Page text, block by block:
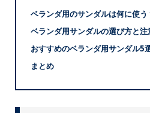
ベランダ用のサンダルは何に使う
ベランダ用サンダルの選び方と注
おすすめのベランダ用サンダル5
まとめ